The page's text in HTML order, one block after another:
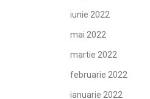
iunie 2022
mai 2022
martie 2022
februarie 2022
ianuarie 2022